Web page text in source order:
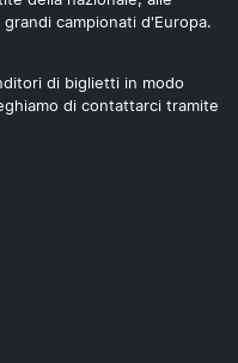
campionati d'Europa.
di biglietti in modo
di contattarci tramite